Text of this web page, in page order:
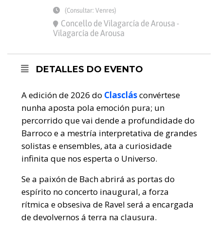
(Consultar: Venres)
Concello de Vilagarcía de Arousa -
Vilagarcía de Arousa
DETALLES DO EVENTO
A edición de 2026 do Clasclásconvértese
nunha aposta pola emoción pura; un
percorrido que vai dende a profundidade do
Barroco e a mestría interpretativa de grandes
solistas e ensembles, ata a curiosidade
infinita que nos esperta o Universo.
Se a paixón de Bach abrirá as portas do
espírito no concerto inaugural, a forza
rítmica e obsesiva de Ravel será a encargada
de devolvernos á terra na clausura.